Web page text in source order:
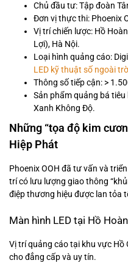
Chủ đầu tư: Tập đoàn
Đơn vị thực thi: Phoenix
Vị trí chiến lược: Hồ
Lợi), Hà Nội.
Loại hình quảng cáo:
LED kỹ thuật số ngoài
Thông số tiếp cận: >
Sản phẩm quảng bá tiêu
Xanh Không Độ.
Những “tọa độ kim
Hiệp Phát
Phoenix OOH đã tư vấn và
trí có lưu lượng giao thông
điệp thương hiệu được lan tỏa
Màn hình LED tại Hồ
Vị trí quảng cáo tại khu vực Hồ
cho đẳng cấp và uy tín.